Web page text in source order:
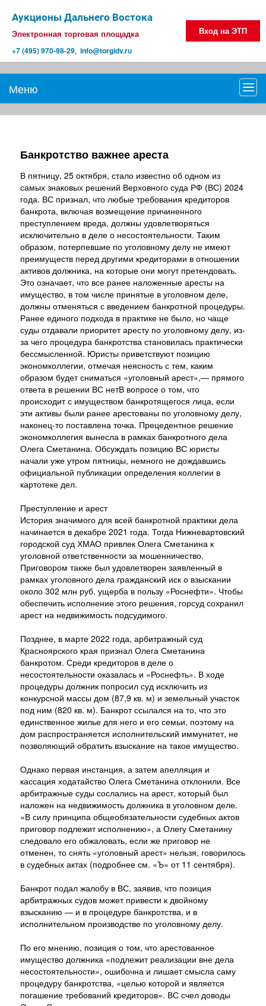
Аукционы Дальнего Востока
Электронная торговая площадка
+7 (495) 970-98-29, info@torgidv.ru
Вход на ЭТП
Меню
Банкротство важнее ареста
В пятницу, 25 октября, стало известно об одном из
самых знаковых решений Верховного суда РФ (ВС) 2024
года. ВС признал, что любые требования кредиторов
банкрота, включая возмещение причиненного
преступлением вреда, должны удовлетворяться
исключительно в деле о несостоятельности. Таким
образом, потерпевшие по уголовному делу не имеют
преимуществ перед другими кредиторами в отношении
активов должника, на которые они могут претендовать.
Это означает, что все ранее наложенные аресты на
имущество, в том числе принятые в уголовном деле,
должны отменяться с введением банкротной процедуры.
Ранее единого подхода в практике не было, но чаще
суды отдавали приоритет аресту по уголовному делу, из-
за чего процедура банкротства становилась практически
бессмысленной. Юристы приветствуют позицию
экономколлегии, отмечая неясность с тем, каким
образом будет сниматься «уголовный арест»,— прямого
ответа в решении ВС нетВ вопросе о том, что
происходит с имуществом банкротящегося лица, если
эти активы были ранее арестованы по уголовному делу,
наконец-то поставлена точка. Прецедентное решение
экономколлегия вынесла в рамках банкротного дела
Олега Сметанина. Обсуждать позицию ВС юристы
начали уже утром пятницы, немного не дождавшись
официальной публикации определения коллегии в
картотеке дел.
Преступление и арест
История значимого для всей банкротной практики дела
начинается в декабре 2021 года. Тогда Нижневартовский
городской суд ХМАО привлек Олега Сметанина к
уголовной ответственности за мошенничество.
Приговором также был удовлетворен заявленный в
рамках уголовного дела гражданский иск о взыскании
около 302 млн руб. ущерба в пользу «Роснефти». Чтобы
обеспечить исполнение этого решения, горсуд сохранил
арест на недвижимость подсудимого.
Позднее, в марте 2022 года, арбитражный суд
Красноярского края признал Олега Сметанина
банкротом. Среди кредиторов в деле о
несостоятельности оказалась и «Роснефть». В ходе
процедуры должник попросил суд исключить из
конкурсной массы дом (87,9 кв. м) и земельный участок
под ним (820 кв. м). Банкрот ссылался на то, что это
единственное жилье для него и его семьи, поэтому на
дом распространяется исполнительский иммунитет, не
позволяющий обратить взыскание на такое имущество.
Однако первая инстанция, а затем апелляция и
кассация ходатайство Олега Сметанина отклонили. Все
арбитражные суды сослались на арест, который был
наложен на недвижимость должника в уголовном деле.
«В силу принципа общеобязательности судебных актов
приговор подлежит исполнению», а Олегу Сметанину
следовало его обжаловать, если же приговор не
отменен, то снять «уголовный арест» нельзя, говорилось
в судебных актах (подробнее см. «Ъ» от 11 сентября).
Банкрот подал жалобу в ВС, заявив, что позиция
арбитражных судов может привести к двойному
взысканию — и в процедуре банкротства, и в
исполнительном производстве по уголовному делу.
По его мнению, позиция о том, что арестованное
имущество должника «подлежит реализации вне дела
несостоятельности», ошибочна и лишает смысла саму
процедуру банкротства, «целью которой и является
погашение требований кредиторов». ВС счел доводы